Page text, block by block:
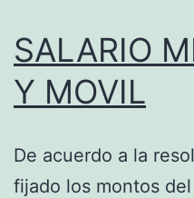
SALARIO
Y MOVIL
De acuerdo a la
fijado los montos